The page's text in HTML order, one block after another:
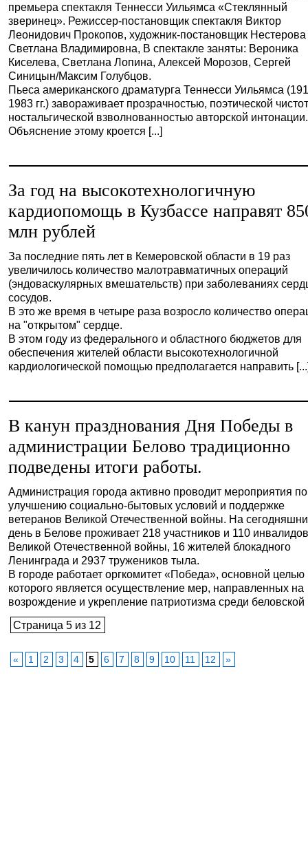
премьера спектакля Теннесси Уильямса «Стеклянный
зверинец». Режиссер-постановщик спектакля Виктор
Леонидович Прокопов, художник-постановщик Нестерова
Светлана Владимировна, В спектакле заняты: Вероника
Киселева, Светлана Лопина, Алексей Морозов, Сергей
Синицын/Максим Голубцов.
Пьеса американского драматурга Теннесси Уильямса
1983 гг.) завораживает прозрачностью, поэтической
ностальгической взволнованностью авторской интонации.
Объяснение этому кроется [...]
За год на высокотехнологичную
кардиопомощь в Кузбассе направят
млн рублей
За последние пять лет в Кемеровской области в 19 раз
увеличилось количество малотравматичных операций
(эндоваскулярных вмешательств) при заболеваниях
сосудов.
В это же время в четыре раза возросло количество
на "открытом" сердце.
В этом году из федерального и областного бюджетов для
обеспечения жителей области высокотехнологичной
кардиологической помощью предполагается направить
В канун празднования Дня Победы в
администрации Белово традиционно
подведены итоги работы.
Администрация города активно проводит мероприятия по
улучшению социально-бытовых условий и поддержке
ветеранов Великой Отечественной войны. На
день в Белове проживает 218 участников и 110
Великой Отечественной войны, 16 жителей блокадного
Ленинграда и 2937 тружеников тыла.
В городе работает оргкомитет «Победа», основной целью
которого является осуществление мер, направленных на
возрождение и укрепление патриотизма среди беловской
Страница 5 из 12
« 1 2 3 4 5 6 7 8 9 10 11 12 »